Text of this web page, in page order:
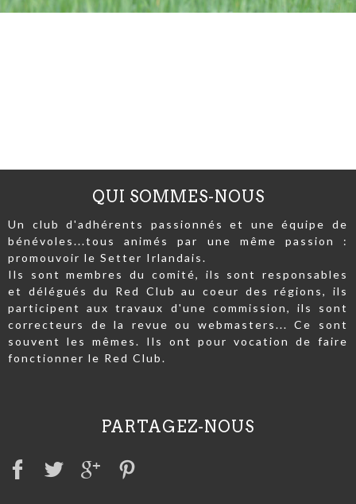
QUI SOMMES-NOUS
Un club d'adhérents passionnés et une équipe de
bénévoles...tous animés par une même passion :
promouvoir le Setter Irlandais.
Ils sont membres du comité, ils sont responsables
et délégués du Red Club au coeur des régions, ils
participent aux travaux d'une commission, ils sont
correcteurs de la revue ou webmasters... Ce sont
souvent les mêmes. Ils ont pour vocation de faire
fonctionner le Red Club.
PARTAGEZ-NOUS